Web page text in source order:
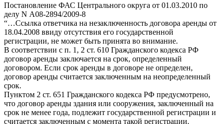
Постановление ФАС Центрального округа от 01.03.2010 по
делу N А08-2894/2009-8
“…Ссылка ответчика на незаключенность договора аренды от
18.04.2008 ввиду отсутствия его государственной
регистрации, не может быть принята во внимание.
В соответствии с п. 1, 2 ст. 610 Гражданского кодекса РФ
договор аренды заключается на срок, определенный
договором. Если срок аренды в договоре не определен,
договор аренды считается заключенным на неопределенный
срок.
Пунктом 2 ст. 651 Гражданского кодекса РФ предусмотрено,
что договор аренды здания или сооружения, заключенный на
срок не менее года, подлежит государственной регистрации и
считается заключенным с момента такой регистрации.